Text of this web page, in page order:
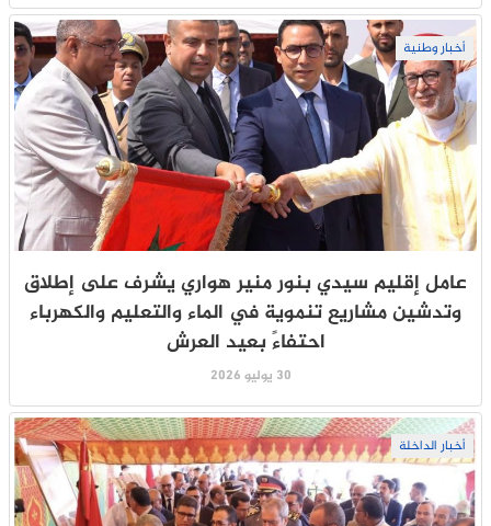
أخبار وطنية
عامل إقليم سيدي بنور منير هواري يشرف على إطلاق
وتدشين مشاريع تنموية في الماء والتعليم والكهرباء
احتفاءً بعيد العرش
30 يوليو 2026
أخبار الداخلة